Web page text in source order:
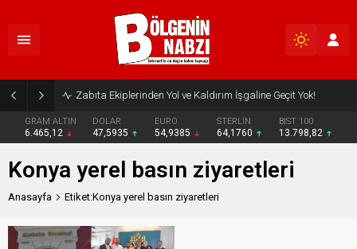
Zabıta Ekiplerinden Yol ve Kaldırım İşgaline Geçit Yok!
GRAM ALTIN
6.465,12
DOLAR
47,5935
EURO
54,9385
STERLİN
64,1760
BIST 100
13.798,82
Konya yerel basın ziyaretleri
Anasayfa Etiket:Konya yerel basın ziyaretleri